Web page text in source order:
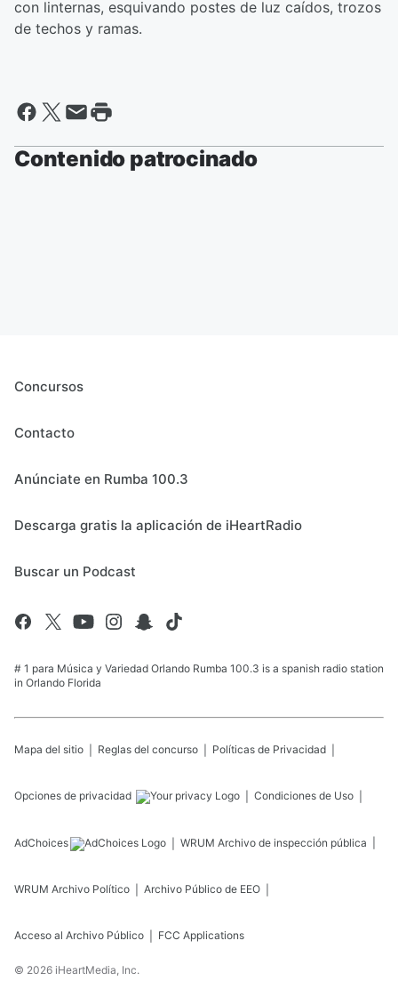
con linternas, esquivando postes de luz caídos, trozos
de techos y ramas.
Contenido patrocinado
Concursos
Contacto
Anúnciate en Rumba 100.3
Descarga gratis la aplicación de iHeartRadio
Buscar un Podcast
# 1 para Música y Variedad Orlando Rumba 100.3 is a spanish radio station
in Orlando Florida
Mapa del sitio Reglas del concurso Políticas de Privacidad
Opciones de privacidad Condiciones de Uso
AdChoices WRUM Archivo de inspección pública
WRUM Archivo Político Archivo Público de EEO
Acceso al Archivo Público FCC Applications
© 2026 iHeartMedia, Inc.